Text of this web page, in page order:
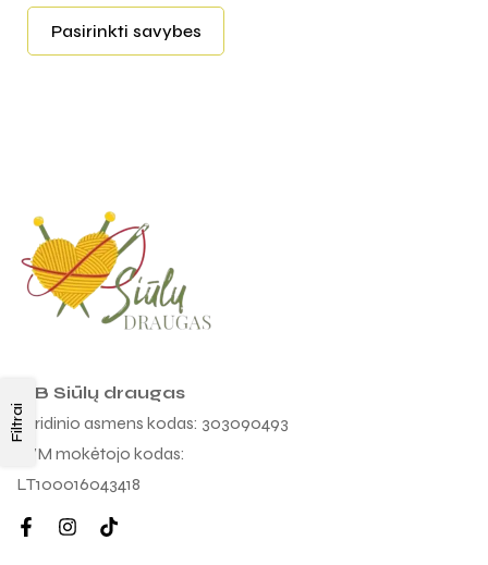
Filtrai
Pasirinkti savybes
MB Siūlų draugas
Juridinio asmens kodas: 303090493
PVM mokėtojo kodas:
LT100016043418